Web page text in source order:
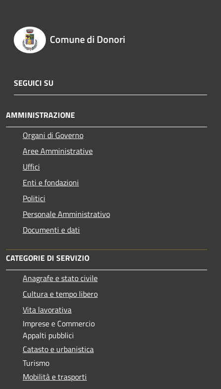
Comune di Donori
SEGUICI SU
AMMINISTRAZIONE
Organi di Governo
Aree Amministrative
Uffici
Enti e fondazioni
Politici
Personale Amministrativo
Documenti e dati
CATEGORIE DI SERVIZIO
Anagrafe e stato civile
Cultura e tempo libero
Vita lavorativa
Imprese e Commercio
Appalti pubblici
Catasto e urbanistica
Turismo
Mobilità e trasporti